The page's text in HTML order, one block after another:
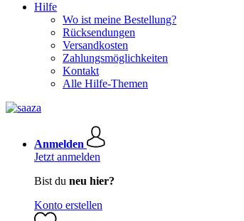
Hilfe
Wo ist meine Bestellung?
Rücksendungen
Versandkosten
Zahlungsmöglichkeiten
Kontakt
Alle Hilfe-Themen
Anmelden
Jetzt anmelden
Bist du neu hier?
Konto erstellen